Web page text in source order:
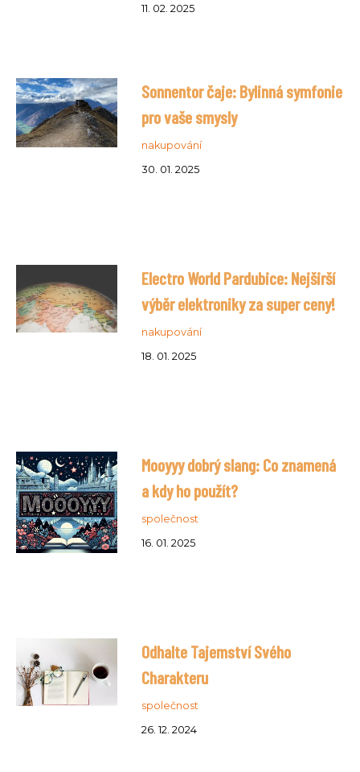
11. 02. 2025
Sonnentor čaje: Bylinná symfonie
pro vaše smysly
nakupování
30. 01. 2025
Electro World Pardubice: Nejširší
výběr elektroniky za super ceny!
nakupování
18. 01. 2025
Mooyyy dobrý slang: Co znamená
a kdy ho použít?
společnost
16. 01. 2025
Odhalte Tajemství Svého
Charakteru
společnost
26. 12. 2024